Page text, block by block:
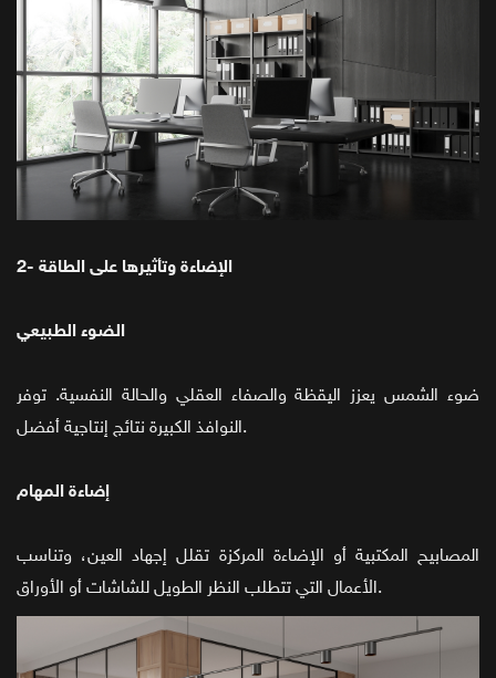
2- الإضاءة وتأثيرها على الطاقة
الضوء الطبيعي
ضوء الشمس يعزز اليقظة والصفاء العقلي والحالة النفسية. توفر
النوافذ الكبيرة نتائج إنتاجية أفضل.
إضاءة المهام
المصابيح المكتبية أو الإضاءة المركزة تقلل إجهاد العين، وتناسب
الأعمال التي تتطلب النظر الطويل للشاشات أو الأوراق.